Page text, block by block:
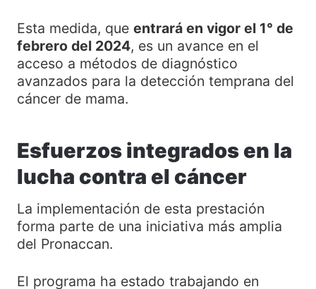
Esta medida, que entrará en vigor el 1° de
febrero del 2024, es un avance en el
acceso a métodos de diagnóstico
avanzados para la detección temprana del
cáncer de mama.
Esfuerzos integrados en la
lucha contra el cáncer
La implementación de esta prestación
forma parte de una iniciativa más amplia
del Pronaccan.
El programa ha estado trabajando en